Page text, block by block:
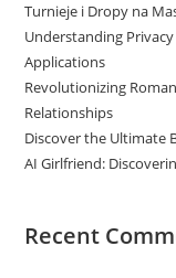
Turnieje i Dropy na
Understanding
Applications
Revolutionizing
Relationships
Discover the Ultimate
AI Girlfriend:
Recent